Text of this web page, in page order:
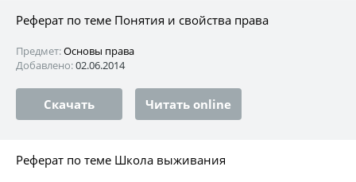
Реферат по теме Понятия и свойства права
Предмет:Основы права
Добавлено:02.06.2014
Скачать Читать online
Реферат по теме Школа выживания